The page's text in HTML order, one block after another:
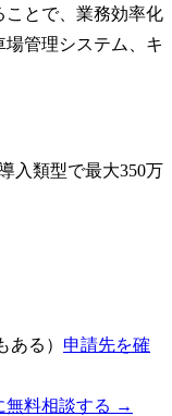
ことで、業務効率化
管理システム、キ
入類型で最大350万
る） 申請先を確
無料相談する →